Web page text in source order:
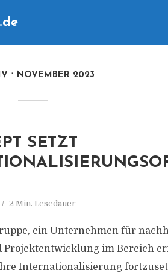
NOVEMBER 2023
SETZT
2 Min. Lesedauer
ein Unternehmen für
Projektentwicklung im Bereich
Internationalisierung